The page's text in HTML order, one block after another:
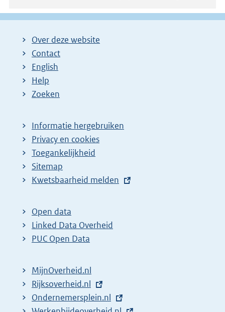
Over deze website
Contact
English
Help
Zoeken
Informatie hergebruiken
Privacy en cookies
Toegankelijkheid
Sitemap
E
t
e
r
l
i
n
Kwetsbaarheid melden
Open data
Linked Data Overheid
PUC Open Data
MijnOverheid.nl
E
x
Rijksoverheid.nl
E
Ondernemersplein.nl